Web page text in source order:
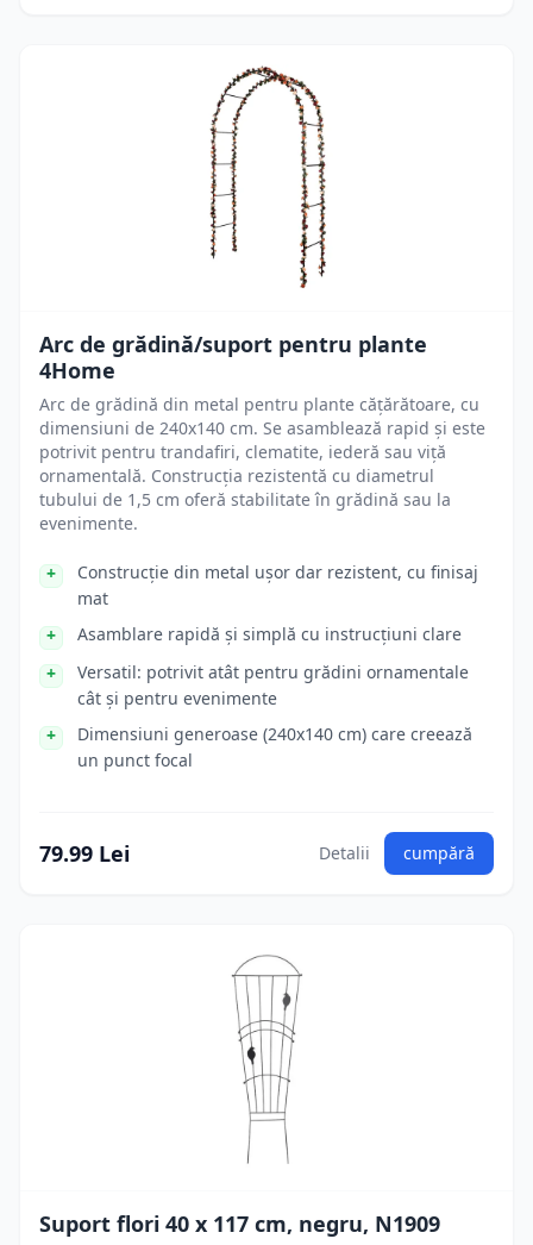
Arc de grădină/suport pentru plante
4Home
Arc de grădină din metal pentru plante cățărătoare, cu
dimensiuni de 240x140 cm. Se asamblează rapid și este
potrivit pentru trandafiri, clematite, iederă sau viță
ornamentală. Construcția rezistentă cu diametrul
tubului de 1,5 cm oferă stabilitate în grădină sau la
evenimente.
Construcție din metal ușor dar rezistent, cu finisaj
mat
Asamblare rapidă și simplă cu instrucțiuni clare
Versatil: potrivit atât pentru grădini ornamentale
cât și pentru evenimente
Dimensiuni generoase (240x140 cm) care creează
un punct focal
79.99 Lei Detalii cumpără
Suport flori 40 x 117 cm, negru, N1909